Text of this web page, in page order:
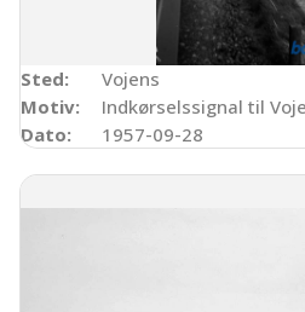
Sted:
Vojens
Motiv:
Indkørselssignal til
Dato:
1957-09-28